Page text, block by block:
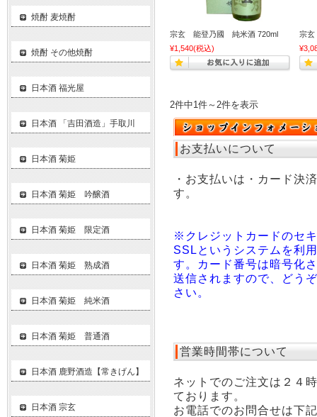
宗玄 能登乃國 純米酒 720ml
¥1,540(税込)
宗
2件中1件～2件を表示
お支払いについて
・お支払いは・カード決
す。
※クレジットカードのセ
SSLというシステムを利
す。カード番号は暗号化
送信されますので、どう
さい。
営業時間帯について
ネットでのご注文は２４
ております。
お電話でのお問合せは下
焼酎 麦焼酎
焼酎 その他焼酎
日本酒 福光屋
日本酒 「吉田酒造」手取川
日本酒 菊姫
日本酒 菊姫 吟醸酒
日本酒 菊姫 限定酒
日本酒 菊姫 熟成酒
日本酒 菊姫 純米酒
日本酒 菊姫 普通酒
日本酒 鹿野酒造【常きげん】
日本酒 宗玄